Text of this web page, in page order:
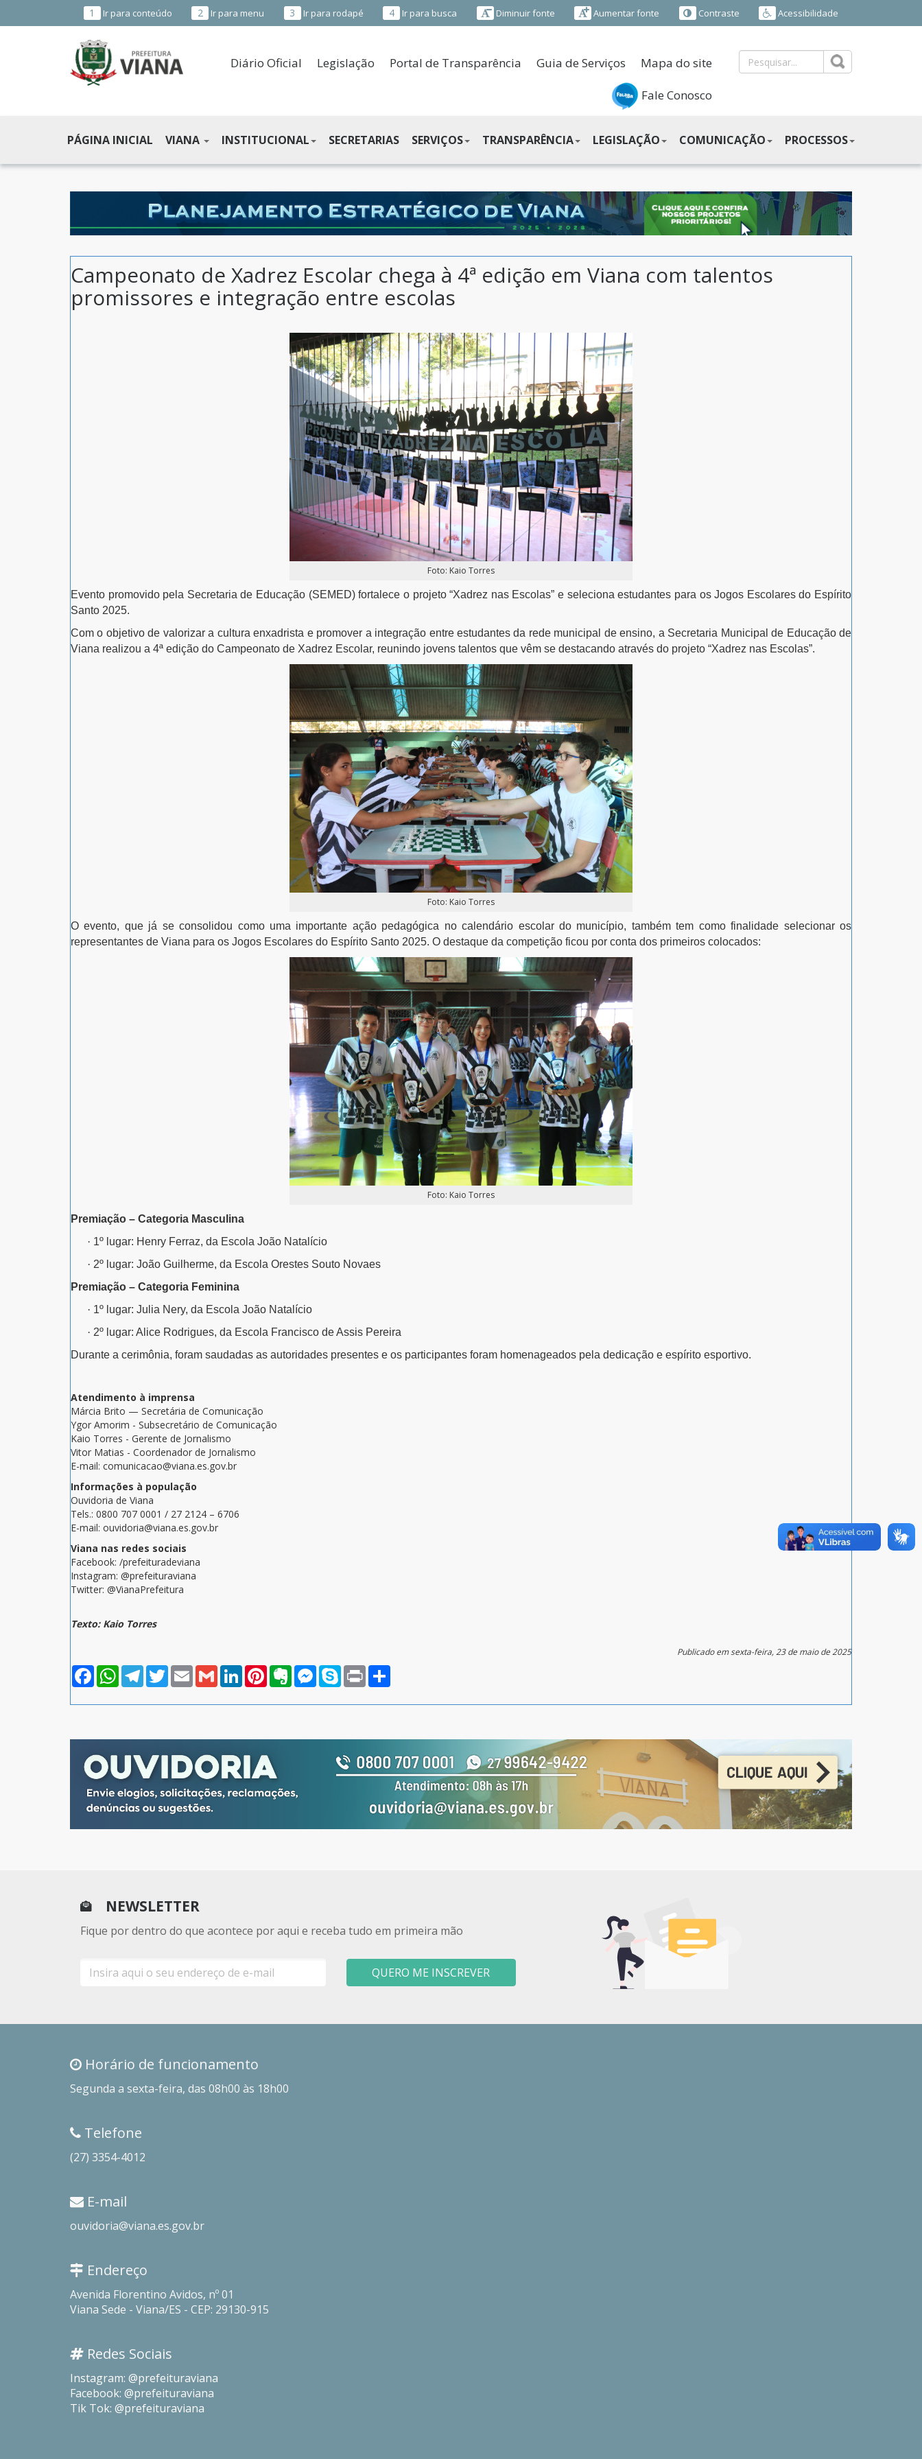
1 Ir para conteúdo 2 Ir para menu 3 Ir para rodapé 4 Ir para busca Diminuir fonte Aumentar fonte Contraste Acessibilidade
MUNICIPAL
DE
VIANA
ES
Diário Oficial Legislação Portal de Transparência Guia de Serviços Mapa do site
Fale Conosco
PÁGINA INICIAL VIANA INSTITUCIONAL SECRETARIAS SERVIÇOS TRANSPARÊNCIA LEGISLAÇÃO COMUNICAÇÃO PROCESSOS
Campeonato de Xadrez Escolar chega à 4ª edição em Viana com talentos
promissores e integração entre escolas
Foto: Kaio Torres
Evento promovido pela Secretaria de Educação (SEMED) fortalece o projeto “Xadrez nas Escolas” e seleciona estudantes para os Jogos Escolares do Espírito
Santo 2025.
Com o objetivo de valorizar a cultura enxadrista e promover a integração entre estudantes da rede municipal de ensino, a Secretaria Municipal de Educação de
Viana realizou a 4ª edição do Campeonato de Xadrez Escolar, reunindo jovens talentos que vêm se destacando através do projeto “Xadrez nas Escolas”.
Foto: Kaio Torres
O evento, que já se consolidou como uma importante ação pedagógica no calendário escolar do município, também tem como finalidade selecionar os
representantes de Viana para os Jogos Escolares do Espírito Santo 2025. O destaque da competição ficou por conta dos primeiros colocados:
Foto: Kaio Torres
Premiação – Categoria Masculina
· 1º lugar: Henry Ferraz, da Escola João Natalício
· 2º lugar: João Guilherme, da Escola Orestes Souto Novaes
Premiação – Categoria Feminina
· 1º lugar: Julia Nery, da Escola João Natalício
· 2º lugar: Alice Rodrigues, da Escola Francisco de Assis Pereira
Durante a cerimônia, foram saudadas as autoridades presentes e os participantes foram homenageados pela dedicação e espírito esportivo.
Atendimento à imprensa
Márcia Brito — Secretária de Comunicação
Ygor Amorim - Subsecretário de Comunicação
Kaio Torres - Gerente de Jornalismo
Vitor Matias - Coordenador de Jornalismo
E-mail: comunicacao@viana.es.gov.br
Informações à população
Ouvidoria de Viana
Tels.: 0800 707 0001 / 27 2124 – 6706
E-mail: ouvidoria@viana.es.gov.br
Viana nas redes sociais
Facebook: /prefeituradeviana
Instagram: @prefeituraviana
Twitter: @VianaPrefeitura
Texto: Kaio Torres
Publicado em sexta-feira, 23 de maio de 2025
FacebookWhatsAppTelegramTwitterEmail Gmail LinkedInPinterestEvernoteMessenger
Skype Print
NEWSLETTER
Fique por dentro do que acontece por aqui e receba tudo em primeira mão
mail
QUERO ME INSCREVER
Horário de funcionamento
Segunda a sexta-feira, das 08h00 às 18h00
Telefone
(27) 3354-4012
E-mail
ouvidoria@viana.es.gov.br
Endereço
Avenida Florentino Avidos, nº 01
Viana Sede - Viana/ES - CEP: 29130-915
Redes Sociais
Instagram: @prefeituraviana
Facebook: @prefeituraviana
Tik Tok: @prefeituraviana